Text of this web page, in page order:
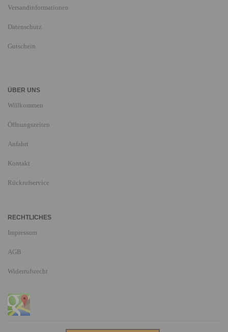
Versandinformationen
Datenschutz
Gutschein
ÜBER UNS
Willkommen
Öffnungszeiten
Anfahrt
Kontakt
Rückrufservice
RECHTLICHES
Impressum
AGB
Widerrufsrecht